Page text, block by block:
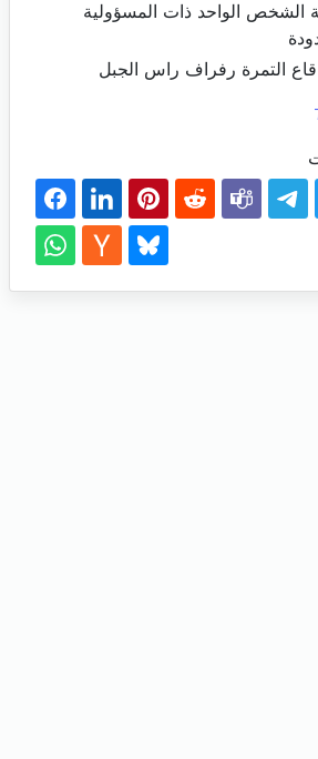
الشخص الواحد ذات المسؤولية
قاع التمرة رفراف راس الجبل